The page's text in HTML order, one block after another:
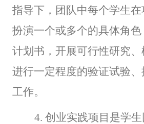
指导下，团队中每个学生
扮演一个或多个的具体角
计划书，开展可行性研究、
进行一定程度的验证试验
工作。
4. 创业实践项目是学